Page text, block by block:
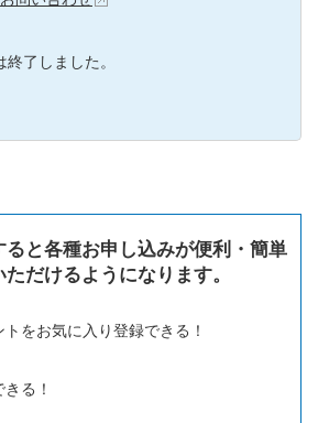
了しました。
ると各種お申し込みが便利・簡単
だけるようになります。
をお気に入り登録できる！
る！